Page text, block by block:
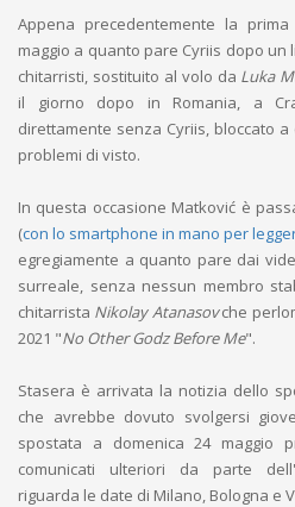
Appena precedentemente la
maggio a quanto pare Cyriis dopo
chitarristi, sostituito al volo da Luka
il giorno dopo in Romania, a
direttamente senza Cyriis, bloccato
problemi di visto.
In questa occasione Matković è
(con lo smartphone in mano per
egregiamente a quanto pare dai
surreale, senza nessun membro
chitarrista Nikolay Atanasovche
2021 "No Other Godz Before Me".
Stasera è arrivata la notizia dello
che avrebbe dovuto svolgersi
spostata a domenica 24 maggio
comunicati ulteriori da parte
riguarda le date di Milano, Bologna e